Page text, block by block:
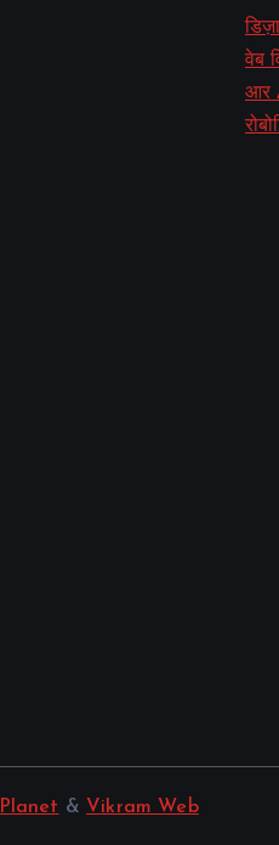
वेब
आर /
& Vikram Web